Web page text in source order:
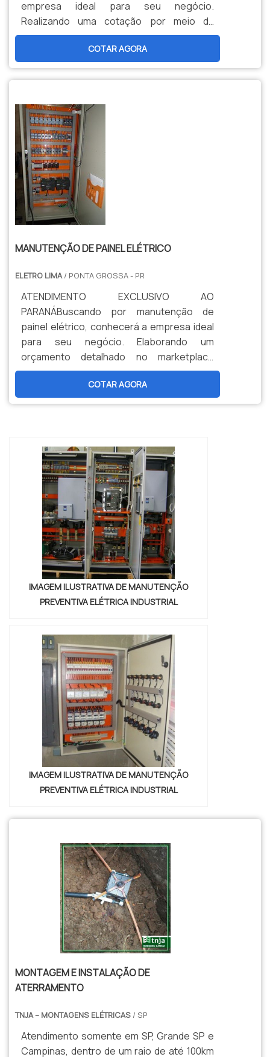
empresa ideal para seu negócio.
Realizando uma cotação por meio da
plataforma e conhecendo a melhor
referência do mercado. Sim, o lugar é aqui !
Quando o interesse é por manutencao
preventiva em cabine, na Eletro Lima
comprometimento com os resultados dos
clientes.MAIS INFORMAÇÕES SOBRE
MANUTENC...
COTAR AGORA
MANUTENÇÃO DE PAINEL ELÉTRICO
ELETRO LIMA/ PONTA GROSSA - PR
ATENDIMENTO EXCLUSIVO AO
PARANÁBuscando por manutenção de
painel elétrico, conhecerá a empresa ideal
para seu negócio. Elaborando um
orçamento detalhado no marketplace
Soluções Industriais e conhecendo a
melhor referência em qualidade do
mercado.Sim, aqui é o lugar certo ! Quando
proteção com soluções para questões
relativas ao meio ambiente, segurança
para cada pro...
COTAR AGORA
IMAGEM ILUSTRATIVA DE MANUTENÇÃO
PREVENTIVA ELÉTRICA INDUSTRIAL
IMAGEM ILUSTRATIVA DE MANUTENÇÃO
PREVENTIVA ELÉTRICA INDUSTRIAL
MONTAGEM E INSTALAÇÃO DE
ATERRAMENTO
TNJA – MONTAGENS ELÉTRICAS / SP
Atendimento somente em SP, Grande SP e
Campinas, dentro de um raio de até 100km